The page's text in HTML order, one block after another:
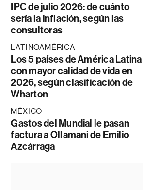
IPC de julio 2026: de cuánto
sería la inflación, según las
consultoras
LATINOAMÉRICA
Los 5 países de América Latina
con mayor calidad de vida en
2026, según clasificación de
Wharton
MÉXICO
Gastos del Mundial le pasan
factura a Ollamani de Emilio
Azcárraga